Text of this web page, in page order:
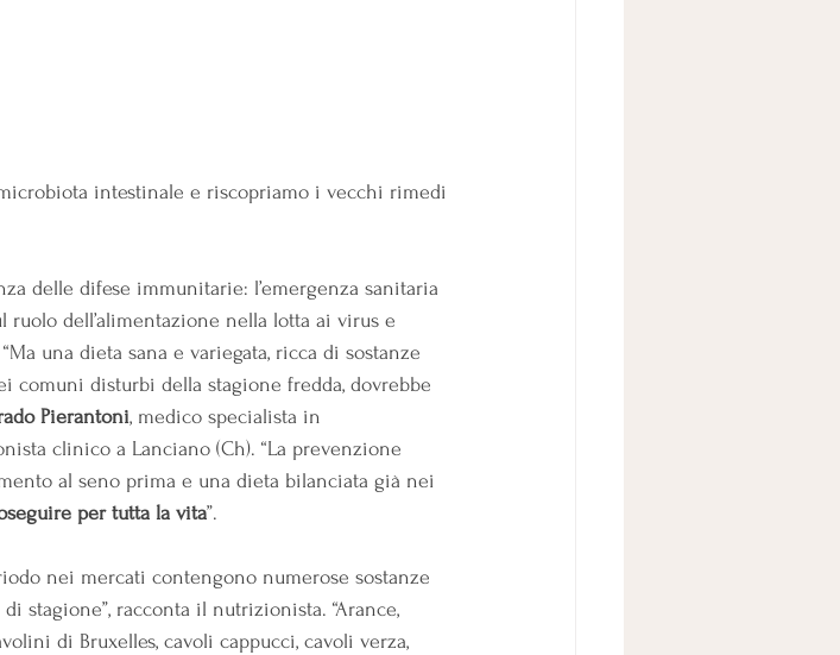
intestinale e riscopriamo i vecchi rimedi
delle difese immunitarie: l’emergenza sanitaria
dell’alimentazione nella lotta ai virus e
una dieta sana e variegata, ricca di sostanze
disturbi della stagione fredda, dovrebbe
Pierantoni, medico specialista in
clinico a Lanciano (Ch). “La prevenzione
al seno prima e una dieta bilanciata già nei
per tutta la vita”.
nei mercati contengono numerose sostanze
stagione”, racconta il nutrizionista. “Arance,
di Bruxelles, cavoli cappucci, cavoli verza,